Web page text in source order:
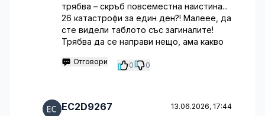
трябва – скръб повсеместна наистина...
26 катастрофи за един ден?! Малеее, да
сте видели таблото със загиналите!
Трябва да се направи нещо, ама какво
Отговори 0 0
EC2D9267 13.06.2026, 17:44